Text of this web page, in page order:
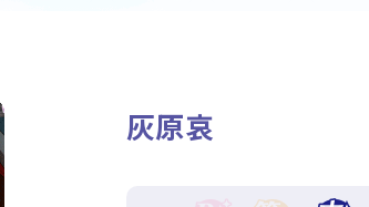
Card List灰原哀